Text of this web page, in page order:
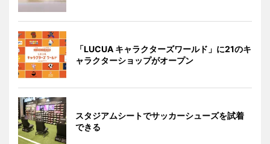
「LUCUA キャラクターズワールド」に21のキ
ャラクターショップがオープン
スタジアムシートでサッカーシューズを試着
できる